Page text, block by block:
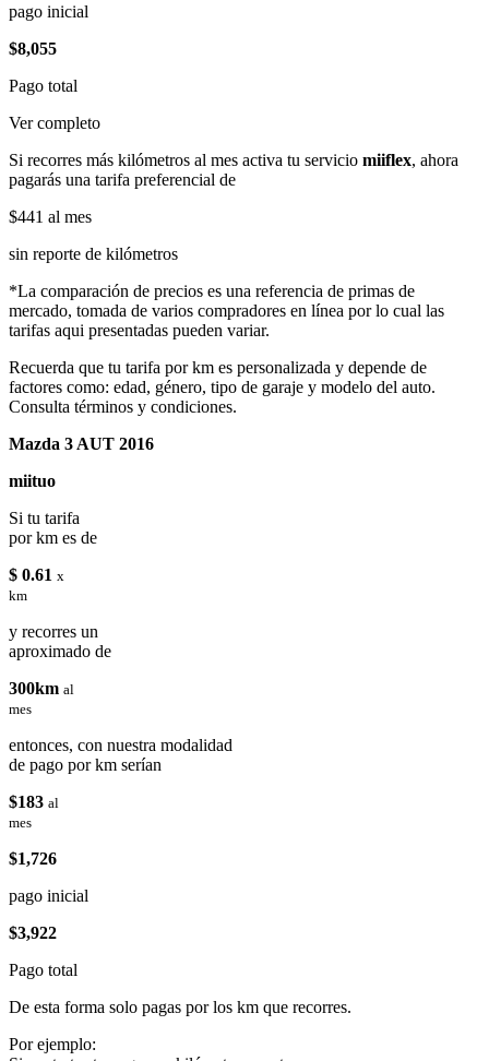
pago inicial
$8,055
Pago total
Ver completo
Si recorres más kilómetros al mes activa tu servicio miiflex, ahora
pagarás una tarifa preferencial de
$441 al mes
sin reporte de kilómetros
*La comparación de precios es una referencia de primas de
mercado, tomada de varios compradores en línea por lo cual las
tarifas aqui presentadas pueden variar.
Recuerda que tu tarifa por km es personalizada y depende de
factores como: edad, género, tipo de garaje y modelo del auto.
Consulta términos y condiciones.
Mazda 3 AUT 2016
miituo
Si tu tarifa
por km es de
$ 0.61 x
km
y recorres un
aproximado de
300km al
mes
entonces, con nuestra modalidad
de pago por km serían
$183 al
mes
$1,726
pago inicial
$3,922
Pago total
De esta forma solo pagas por los km que recorres.
Por ejemplo: